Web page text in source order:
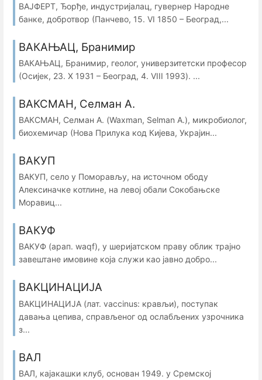
ВАЈФЕРТ, Ђорђе, индустријалац, гувернер Народне
банке, добротвор (Панчево, 15. VI 1850 – Београд,...
ВАКАЊАЦ, Бранимир
ВАКАЊАЦ, Бранимир, геолог, универзитетски професор
(Осијек, 23. X 1931 – Београд, 4. VIII 1993). ...
ВАКСМАН, Селман А.
ВАКСМАН, Селман А. (Waxman, Selman A.), микробиолог,
биохемичар (Нова Прилука код Кијева, Украјин...
ВАКУП
ВАКУП, село у Поморављу, на источном ободу
Алексиначке котлине, на левој обали Сокобањске
Моравиц...
ВАКУФ
ВАКУФ (арап. waqf), у шеријатском праву облик трајно
завештане имовине која служи као јавно добро...
ВAKЦИНАЦИЈА
ВAKЦИНАЦИЈА (лат. vaccinus: крављи), поступак
давања цепива, справљеног од ослабљених узрочника
з...
ВАЛ
ВАЛ, кајакашки клуб, основан 1949. у Сремској